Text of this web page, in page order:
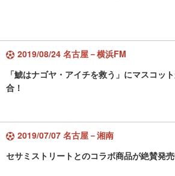
2019/08/24 名古屋－横浜FM
「鯱はナゴヤ・アイチを救う」にマスコッ
合！
2019/07/07 名古屋－湘南
セサミストリートとのコラボ商品が絶賛発